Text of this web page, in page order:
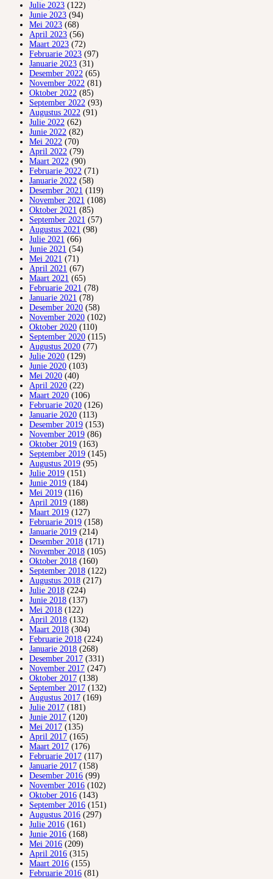
Julie 2023 (122)
Junie 2023 (94)
Mei 2023 (68)
April 2023 (56)
Maart 2023 (72)
Februarie 2023 (97)
Januarie 2023 (31)
Desember 2022 (65)
November 2022 (81)
Oktober 2022 (85)
September 2022 (93)
Augustus 2022 (91)
Julie 2022 (62)
Junie 2022 (82)
Mei 2022 (70)
April 2022 (79)
Maart 2022 (90)
Februarie 2022 (71)
Januarie 2022 (58)
Desember 2021 (119)
November 2021 (108)
Oktober 2021 (85)
September 2021 (57)
Augustus 2021 (98)
Julie 2021 (66)
Junie 2021 (54)
Mei 2021 (71)
April 2021 (67)
Maart 2021 (65)
Februarie 2021 (78)
Januarie 2021 (78)
Desember 2020 (58)
November 2020 (102)
Oktober 2020 (110)
September 2020 (115)
Augustus 2020 (77)
Julie 2020 (129)
Junie 2020 (103)
Mei 2020 (40)
April 2020 (22)
Maart 2020 (106)
Februarie 2020 (126)
Januarie 2020 (113)
Desember 2019 (153)
November 2019 (86)
Oktober 2019 (163)
September 2019 (145)
Augustus 2019 (95)
Julie 2019 (151)
Junie 2019 (184)
Mei 2019 (116)
April 2019 (188)
Maart 2019 (127)
Februarie 2019 (158)
Januarie 2019 (214)
Desember 2018 (171)
November 2018 (105)
Oktober 2018 (160)
September 2018 (122)
Augustus 2018 (217)
Julie 2018 (224)
Junie 2018 (137)
Mei 2018 (122)
April 2018 (132)
Maart 2018 (304)
Februarie 2018 (224)
Januarie 2018 (268)
Desember 2017 (331)
November 2017 (247)
Oktober 2017 (138)
September 2017 (132)
Augustus 2017 (169)
Julie 2017 (181)
Junie 2017 (120)
Mei 2017 (135)
April 2017 (165)
Maart 2017 (176)
Februarie 2017 (117)
Januarie 2017 (158)
Desember 2016 (99)
November 2016 (102)
Oktober 2016 (143)
September 2016 (151)
Augustus 2016 (297)
Julie 2016 (161)
Junie 2016 (168)
Mei 2016 (209)
April 2016 (315)
Maart 2016 (155)
Februarie 2016 (81)